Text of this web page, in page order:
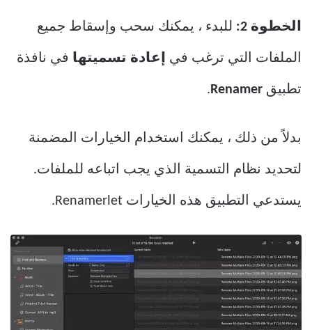
الخطوة 2: للبدء ، يمكنك سحب وإسقاط جميع
الملفات التي ترغب في إعادة تسميتها في نافذة
تطبيق Renamer
.
بدلاً من ذلك ، يمكنك استخدام الخيارات المضمنة
لتحديد نظام التسمية الذي يجب اتباعه للملفات.
يستدعي التطبيق هذه الخيارات Renamerlet.